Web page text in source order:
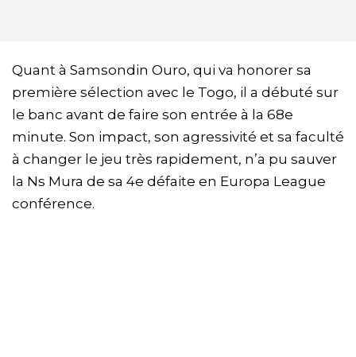
Quant à Samsondin Ouro, qui va honorer sa
première sélection avec le Togo, il a débuté sur
le banc avant de faire son entrée à la 68e
minute. Son impact, son agressivité et sa faculté
à changer le jeu très rapidement, n’a pu sauver
la Ns Mura de sa 4e défaite en Europa League
conférence.